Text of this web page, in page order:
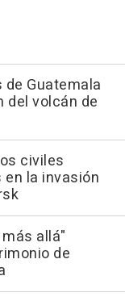
Guatemala
del volcán de
civiles
la invasión
más allá"
de